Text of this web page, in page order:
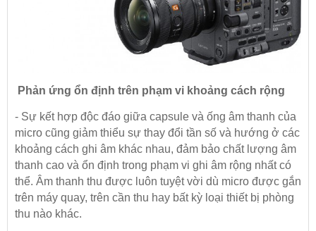
Phản ứng ổn định trên phạm vi khoảng cách rộng
- Sự kết hợp độc đáo giữa capsule và ống âm thanh của
micro cũng giảm thiểu sự thay đổi tần số và hướng ở các
khoảng cách ghi âm khác nhau, đảm bảo chất lượng âm
thanh cao và ổn định trong phạm vi ghi âm rộng nhất có
thể. Âm thanh thu được luôn tuyệt vời dù micro được gắn
trên máy quay, trên cần thu hay bất kỳ loại thiết bị phòng
thu nào khác.